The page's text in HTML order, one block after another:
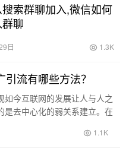
索群聊加入,微信如何
聊
日 1.3K
流有哪些方法？
今互联网的发展让人与人之
是去中心化的弱关系建立。在
1.1K